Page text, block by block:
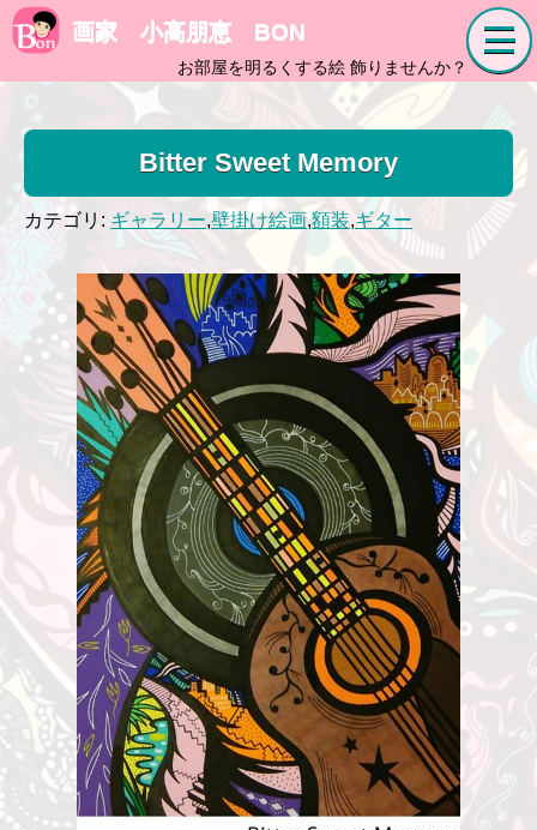
画家 小高朋恵 BON
お部屋を明るくする絵 飾りませんか？
Bitter Sweet Memory
カテゴリ: ギャラリー,壁掛け絵画,額装,ギター